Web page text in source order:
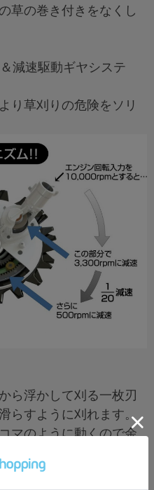
草の巻き付きをなくし
減速駆動ギヤシステ
り草刈りの危険をソリ
ら浮かして刈る一枚刃
らすように刈れます。
マのように動くので余